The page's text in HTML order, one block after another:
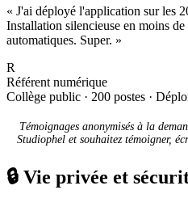
« J'ai déployé l'application sur les
Installation silencieuse en moins
automatiques. Super. »
R
Référent numérique
Collège public · 200 postes ·
Témoignages anonymisés à la
Studiophel et souhaitez témoigner,
🔒 Vie privée et